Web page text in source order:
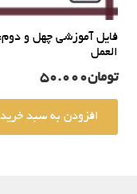
فایل آموزشی چهل و
العمل
تومان50.000
افزودن به سبد خرید